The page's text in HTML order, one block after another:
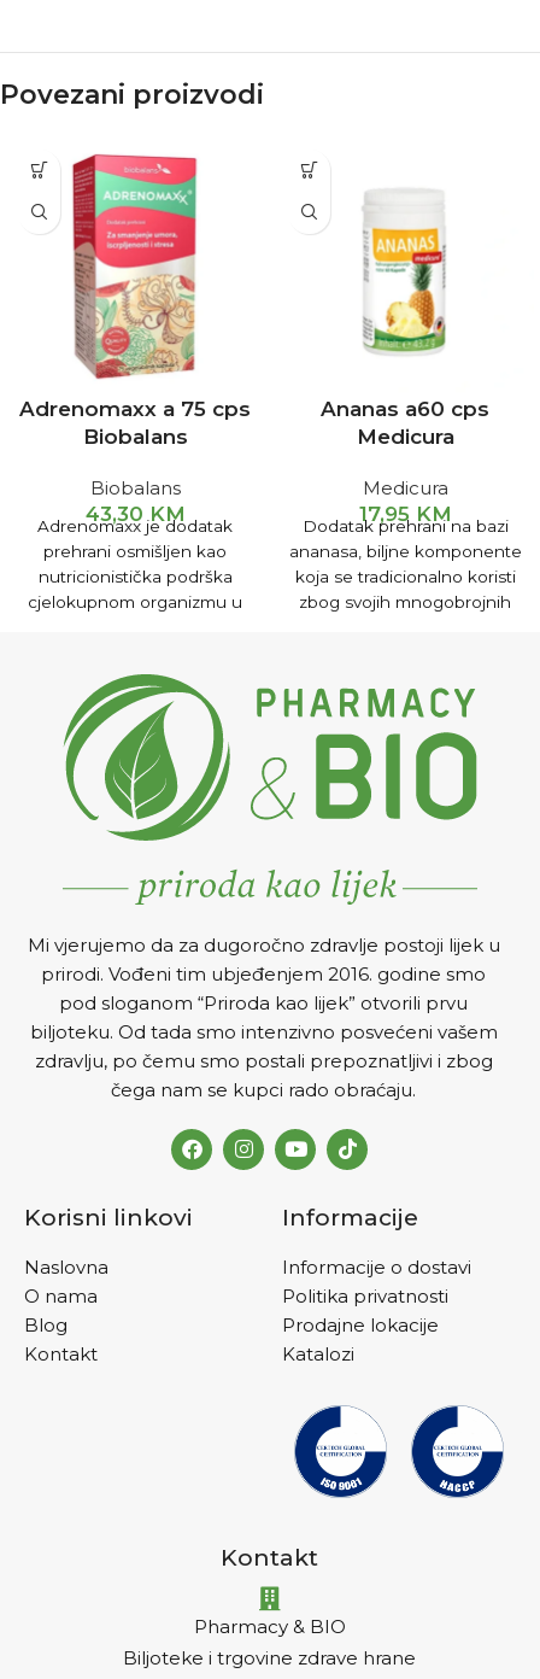
Povezani proizvodi
Adrenomaxx a 75 cps
Biobalans
Biobalans
43,30 KM
Adrenomaxx je dodatak
prehrani osmišljen kao
nutricionistička podrška
cjelokupnom organizmu u
djelovati na organizam ili
nakon njih.
Ananas a60 cps
Medicura
Medicura
17,95 KM
Dodatak prehrani na bazi
ananasa, biljne komponente
koja se tradicionalno koristi
zbog svojih mnogobrojnih
Mi vjerujemo da za dugoročno zdravlje postoji lijek u
prirodi. Vođeni tim ubjeđenjem 2016. godine smo
pod sloganom “Priroda kao lijek” otvorili prvu
biljoteku. Od tada smo intenzivno posvećeni vašem
zdravlju, po čemu smo postali prepoznatljivi i zbog
čega nam se kupci rado obraćaju.
Korisni linkovi
Naslovna
O nama
Blog
Kontakt
Informacije
Informacije o dostavi
Politika privatnosti
Prodajne lokacije
Katalozi
Kontakt
Pharmacy & BIO
Biljoteke i trgovine zdrave hrane